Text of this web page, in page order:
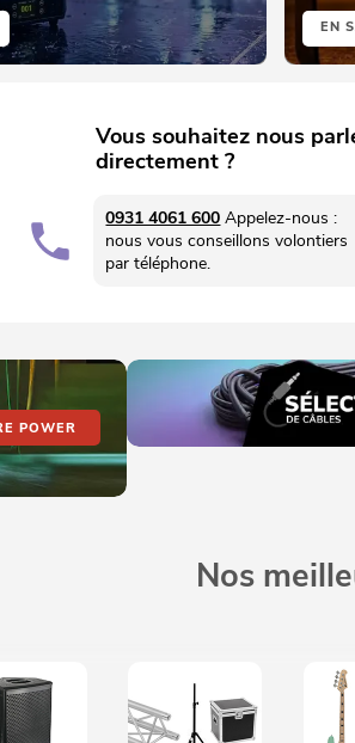
EN
Vous souhaitez nous
directement ?
0931 4061 600 Appelez-nous :
nous vous conseillons volontiers
par téléphone.
POWER
Nos